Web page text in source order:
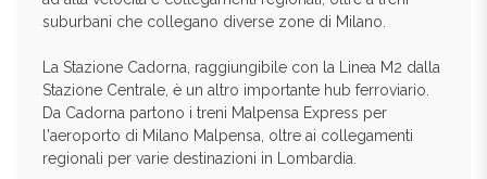
suburbani che collegano diverse zone di Milano.
La Stazione Cadorna, raggiungibile con la Linea M2 dalla
Stazione Centrale, è un altro importante hub ferroviario.
Da Cadorna partono i treni Malpensa Express per
l'aeroporto di Milano Malpensa, oltre ai collegamenti
regionali per varie destinazioni in Lombardia.